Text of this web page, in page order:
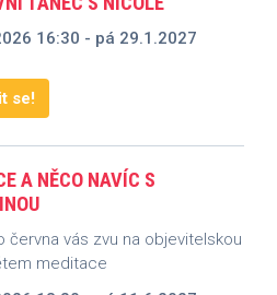
16:30 - pá 29.1.2027
se!
A NĚCO NAVÍC S
června vás zvu na objevitelskou
meditace